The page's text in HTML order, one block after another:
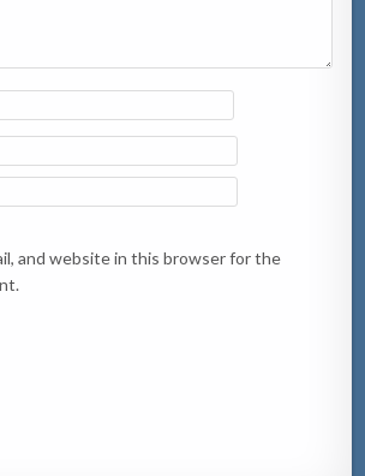
and website in this browser for the